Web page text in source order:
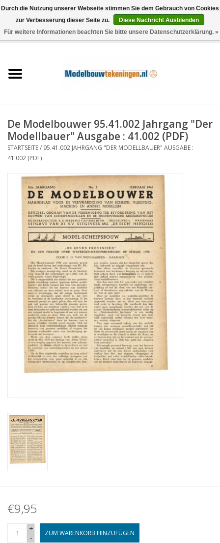
0 Artikel - €0,00
Schiffe
Holzbau
Landschaft
Maschinen
Dokumentation
Zeitschriften
Neue Zeichnungen
NEUE ZEITSCHRIFTEN
ABONNEMENT DER
MODELLBAUER
Baubeschreibungen
De Modelbouwer 95.41.002 Jahrgang "Der
Modellbauer" Ausgabe : 41.002 (PDF)
STARTSEITE/ 95.41.002 JAHRGANG "DER MODELLBAUER" AUSGABE :
41.002 (PDF)
€9,95
+
-
ZUM WARENKORB HINZUFÜGEN
Durch die Nutzung unserer Webseite stimmen Sie dem Gebrauch von Cookies
zur Verbesserung dieser Seite zu.
Diese Nachricht Ausblenden
Für weitere Informationen beachten Sie bitte unsere Datenschutzerklärung. »